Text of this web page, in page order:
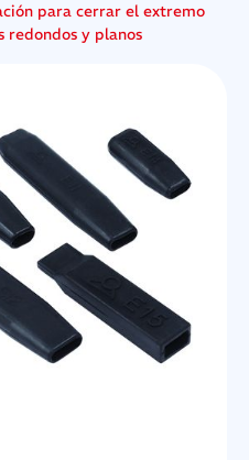
para cerrar el extremo
redondos y planos